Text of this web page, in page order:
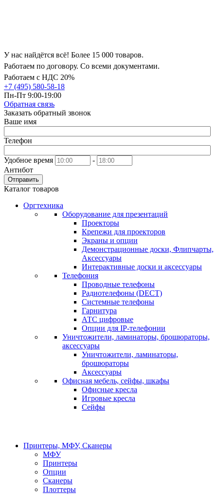
У нас найдётся всё! Более 15 000 товаров.
Работаем по договору. Со всеми документами.
Работаем с НДС 20%
+7 (495) 580-58-18
Пн-Пт 9:00-19:00
Обратная связь
Заказать обратный звонок
Ваше имя
Телефон
Удобное время
-
Антибот
Отправить
Каталог товаров
Оргтехника
Оборудование для презентаций
Проекторы
Крепежи для проекторов
Экраны и опции
Демонстрационные доски, Флипчарты,
Аксессуары
Интерактивные доски и аксессуары
Телефония
Проводные телефоны
Радиотелефоны (DECT)
Системные телефоны
Гарнитура
АТС цифровые
Опции для IP-телефонии
Уничтожители, ламинаторы, брошюраторы,
аксессуары
Уничтожители, ламинаторы,
брошюраторы
Аксессуары
Офисная мебель, сейфы, шкафы
Офисные кресла
Игровые кресла
Сейфы
Принтеры, МФУ, Сканеры
МФУ
Принтеры
Опции
Сканеры
Плоттеры